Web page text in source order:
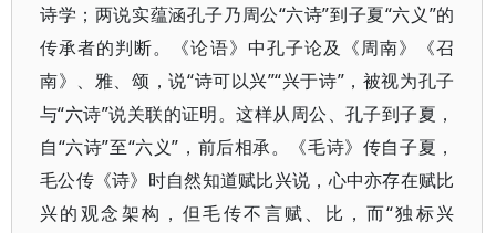
诗学；两说实蕴涵孔子乃周公“六诗”到子夏“六义”的
传承者的判断。《论语》中孔子论及《周南》《召
南》、雅、颂，说“诗可以兴”“兴于诗”，被视为孔子
与“六诗”说关联的证明。这样从周公、孔子到子夏，
自“六诗”至“六义”，前后相承。《毛诗》传自子夏，
毛公传《诗》时自然知道赋比兴说，心中亦存在赋比
兴的观念架构，但毛传不言赋、比，而“独标兴